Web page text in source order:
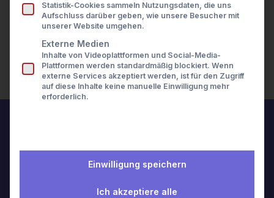
News
Presse
Karriere
Kontakt
LOGIN
It seems we can’t find what you’re looking for.
Perhaps searching can help.
Search
Superior Wealth Data
Statistik-Cookies sammeln Nutzungsdaten, die uns
Aufschluss darüber geben, wie unsere Besucher mit
unserer Website umgehen.
Externe Medien
Inhalte von Videoplattformen und Social-Media-
Plattformen werden standardmäßig blockiert. Wenn
externe Services akzeptiert werden, ist für den Zugriff
auf diese Inhalte keine manuelle Einwilligung mehr
erforderlich.
Einwilligung speichern
Ich akzeptiere alle